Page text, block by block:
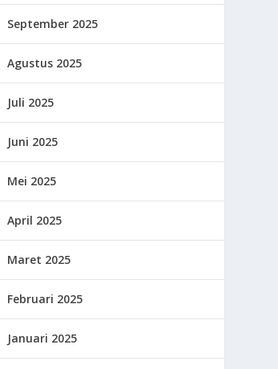
September 2025
Agustus 2025
Juli 2025
Juni 2025
Mei 2025
April 2025
Maret 2025
Februari 2025
Januari 2025